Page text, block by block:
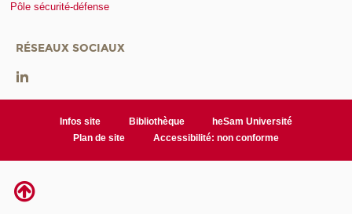
Pôle sécurité-défense
RÉSEAUX SOCIAUX
Infos site Bibliothèque
heSam Université
Plan de site
Accessibilité: non conforme